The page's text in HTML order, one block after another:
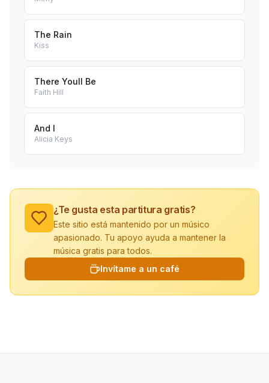
The Rain
Kiss
There Youll Be
Faith Hill
And I
Alicia Keys
¿Te gusta esta partitura gratis?
Este sitio está mantenido por un músico
apasionado. Tu apoyo ayuda a mantener la
música gratis para todos.
Invítame a un café